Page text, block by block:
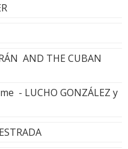
AND THE CUBAN
- LUCHO GONZÁLEZ y